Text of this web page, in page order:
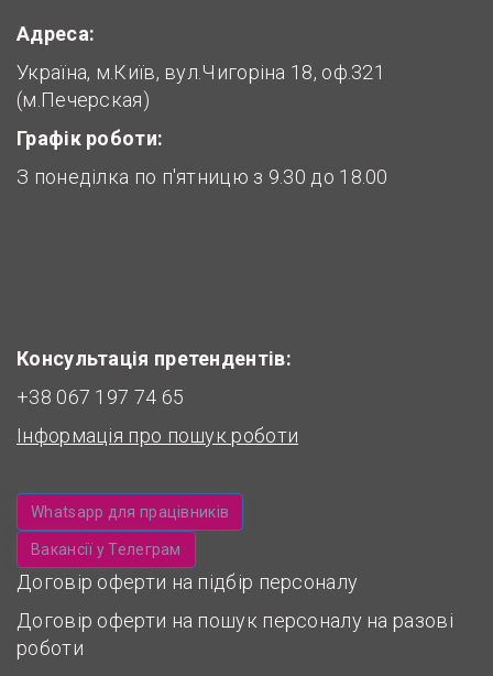
Адреса:
Україна, м.Київ, вул.Чигоріна 18, оф.321
(м.Печерская)
Графік роботи:
З понеділка по п'ятницю з 9.30 до 18.00
Консультація претендентів:
+38 067 197 74 65
Інформація про пошук роботи
Whatsapp для працівників
Вакансії у Телеграм
Договір оферти на підбір персоналу
Договір оферти на пошук персоналу на разові
роботи